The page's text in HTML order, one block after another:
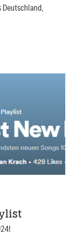
Deutschland,